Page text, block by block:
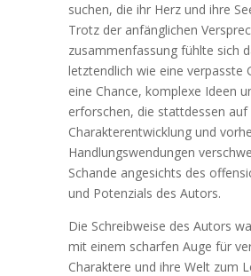
suchen, die ihr Herz und ihre
Trotz der anfänglichen
zusammenfassung fühlte sich
letztendlich wie eine verpasste
eine Chance, komplexe Ideen
erforschen, die stattdessen auf
Charakterentwicklung und
Handlungswendungen
Schande angesichts des
und Potenzials des Autors.
Die Schreibweise des Autors
mit einem scharfen Auge für
Charaktere und ihre Welt zum